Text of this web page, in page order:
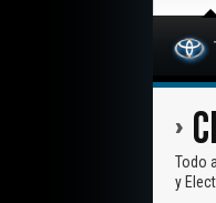
Todo
y